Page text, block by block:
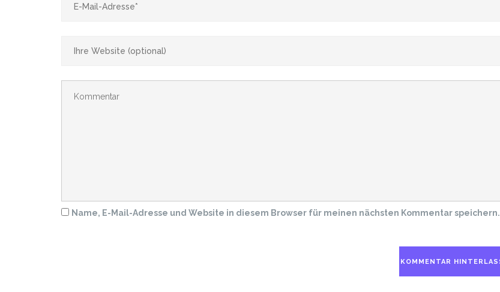
Name, E-Mail-Adresse und Website in diesem Browser für meinen nächsten Kommentar speichern.